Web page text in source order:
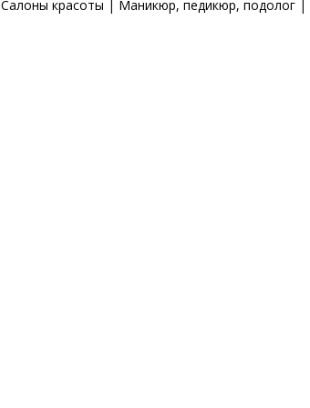
Салоны красоты Маникюр, педикюр, подолог